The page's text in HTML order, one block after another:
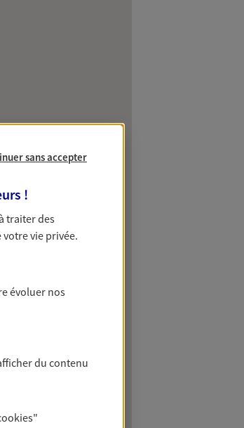
sans accepter
!
traiter des
vie privée.
évoluer nos
du contenu
"